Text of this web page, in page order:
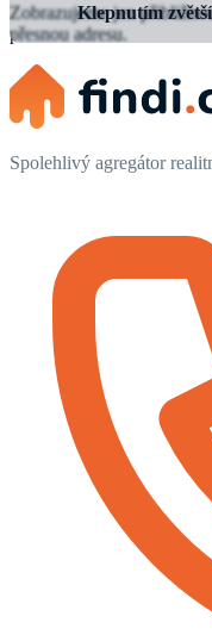
Klepnutím
Zobrazujeme jen
přesnou adresu.
Spolehlivý agregátor